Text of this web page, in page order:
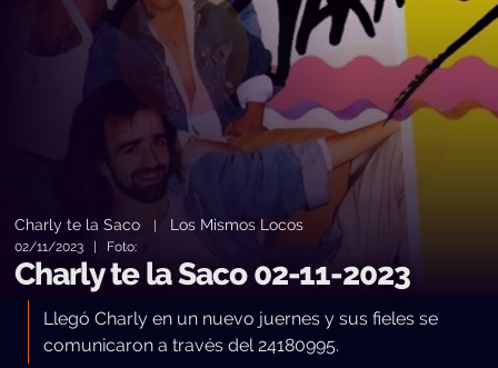
Charly te la Saco Los Mismos Locos
02/11/2023 | Foto:
Charly te la Saco 02-11-2023
Llegó Charly en un nuevo juernes y sus fieles se
comunicaron a través del 24180995.